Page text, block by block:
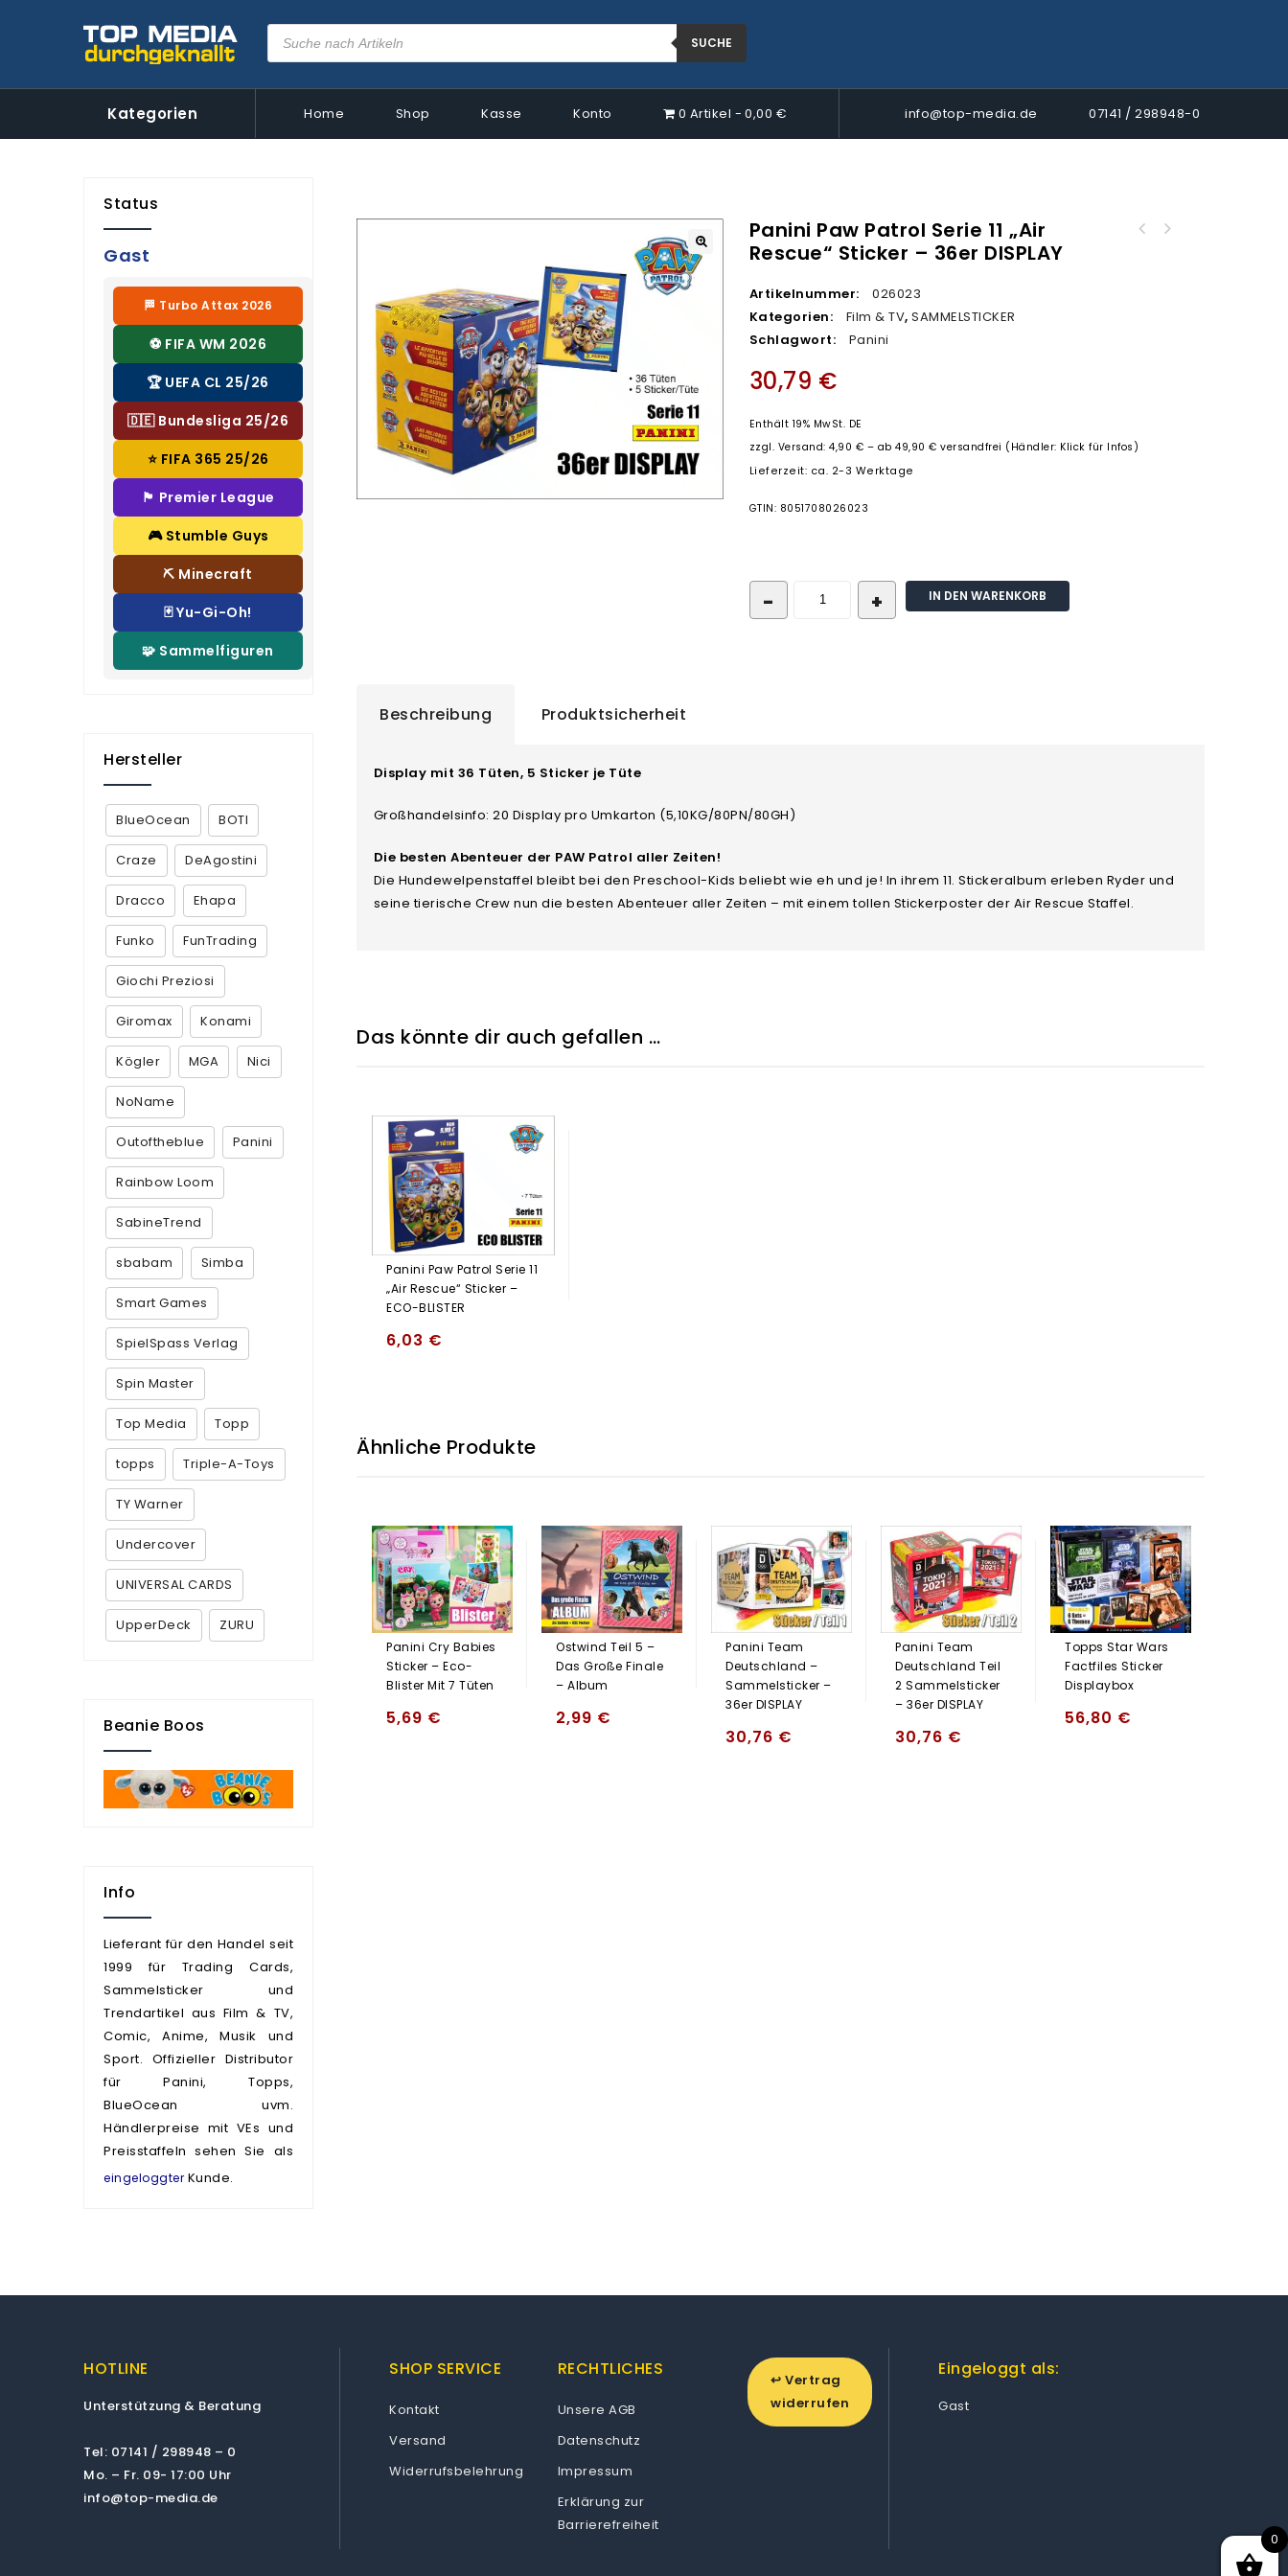
SUCHE
Kategorien Home Shop Kasse Konto 0 Artikel 0,00 € info@top-media.de 07141 / 298948-0
🔍
Panini Paw Patrol Serie 11 „Air
Rescue“ Sticker – 36er DISPLAY
Artikelnummer:
026023
Kategorien:
Film & TV,SAMMELSTICKER
Schlagwort:
Panini
30,79 €
Enthält 19% MwSt. DE
zzgl. Versand: 4,90 € – ab 49,90 € versandfrei (Händler: Klick für Infos)
Lieferzeit: ca. 2-3 Werktage
GTIN: 8051708026023
IN DEN WARENKORB
Beschreibung Produktsicherheit
Display mit 36 Tüten, 5 Sticker je Tüte
Großhandelsinfo:20 Display pro Umkarton (5,10KG/80PN/80GH)
Die besten Abenteuer der PAW Patrol aller Zeiten!
Die Hundewelpenstaffel bleibt bei den Preschool-Kids beliebt wie eh und je! In ihrem 11. Stickeralbum erleben Ryder und
seine tierische Crew nun die besten Abenteuer aller Zeiten – mit einem tollen Stickerposter der Air Rescue Staffel.
Das könnte dir auch gefallen …
Panini Paw Patrol Serie 11
„Air Rescue“ Sticker –
ECO-BLISTER
6,03 €
Ähnliche Produkte
Panini Cry Babies
Sticker – Eco-
Blister Mit 7 Tüten
5,69 €
Ostwind Teil 5 –
Das Große Finale
– Album
2,99 €
Panini Team
Deutschland –
Sammelsticker –
36er DISPLAY
30,76 €
Panini Team
Deutschland Teil
2 Sammelsticker
– 36er DISPLAY
30,76 €
Topps Star Wars
Factfiles Sticker
Displaybox
56,80 €
Status
Gast
🏁 Turbo Attax 2026
⚽ FIFA WM 2026
🏆 UEFA CL 25/26
🇩🇪 Bundesliga 25/26
⭐ FIFA 365 25/26
🏴 Premier League
🎮 Stumble Guys
⛏️ Minecraft
🃏 Yu-Gi-Oh!
🧩 Sammelfiguren
Hersteller
BlueOcean BOTI
Craze DeAgostini
Dracco Ehapa
Funko FunTrading
Giochi Preziosi
Giromax Konami
Kögler MGA Nici
NoName
Outoftheblue Panini
Rainbow Loom
SabineTrend
sbabam Simba
Smart Games
SpielSpass Verlag
Spin Master
Top Media Topp
topps Triple-A-Toys
TY Warner
Undercover
UNIVERSAL CARDS
UpperDeck ZURU
Beanie Boos
Info
Lieferant für den Handel seit
1999 für Trading Cards,
Sammelsticker und
Trendartikel aus Film & TV,
Comic, Anime, Musik und
Sport. Offizieller Distributor
für Panini, Topps,
BlueOcean uvm.
Händlerpreise mit VEs und
Preisstaffeln sehen Sie als
eingeloggter Kunde.
HOTLINE
Unterstützung & Beratung
Tel: 07141 / 298948 – 0
Mo. – Fr. 09- 17:00 Uhr
info@top-media.de
SHOP SERVICE
Kontakt
Versand
Widerrufsbelehrung
RECHTLICHES
Unsere AGB
Datenschutz
Impressum
Erklärung zur
Barrierefreiheit
↩ Vertrag
widerrufen
Eingeloggt als:
Gast
0